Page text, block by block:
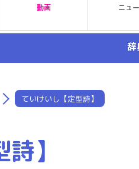
動画 ニュ
辞
ていけいし【定型詩】
】